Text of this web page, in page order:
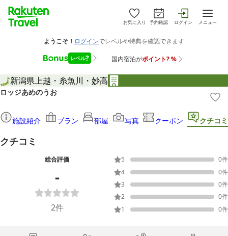
お気に入り 予約確認 ログイン メニュー
新潟県上越・糸魚川・妙高
ロッジあめのうお
施設紹介 プラン 部屋 写真 クーポン クチコミ
クチコミ
総合評価
-
2件
5 0件
4
0件
3
0件
2
0件
1
0件